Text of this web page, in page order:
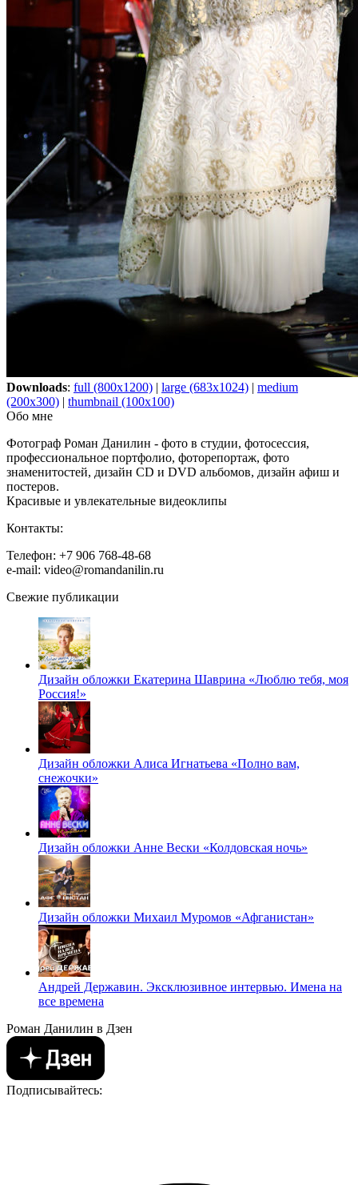
Downloads: full (800x1200) | large (683x1024) | medium
(200x300) | thumbnail (100x100)
Обо мне
Фотограф Роман Данилин - фото в студии, фотосессия,
профессиональное портфолио, фоторепортаж, фото
знаменитостей, дизайн CD и DVD альбомов, дизайн афиш и
постеров.
Красивые и увлекательные видеоклипы
Контакты:
Телефон: +7 906 768-48-68
e-mail: video@romandanilin.ru
Свежие публикации
Дизайн обложки Екатерина Шаврина «Люблю тебя, моя
Россия!»
Дизайн обложки Алиса Игнатьева «Полно вам,
снежочки»
Дизайн обложки Анне Вески «Колдовская ночь»
Дизайн обложки Михаил Муромов «Афганистан»
Андрей Державин. Эксклюзивное интервью. Имена на
все времена
Роман Данилин в Дзен
Подписывайтесь: